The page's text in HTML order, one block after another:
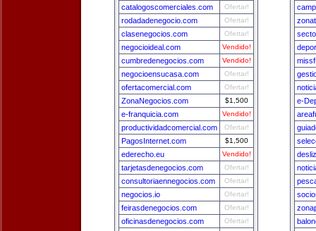
catalogoscomerciales.com Ofertar!
rodadadenegocio.com Ofertar!
clasenegocios.com Ofertar!
negocioideal.com Vendido!
cumbredenegocios.com Vendido!
negocioensucasa.com Ofertar!
ofertacomercial.com Ofertar!
ZonaNegocios.com $1,500
e-franquicia.com Vendido!
productividadcomercial.com Ofertar!
PagosInternet.com $1,500
ederecho.eu Vendido!
tarjetasdenegocios.com Ofertar!
consultoriaennegocios.com Ofertar!
negocios.io Ofertar!
feirasdenegocios.com Ofertar!
oficinasdenegocios.com Ofertar!
e-